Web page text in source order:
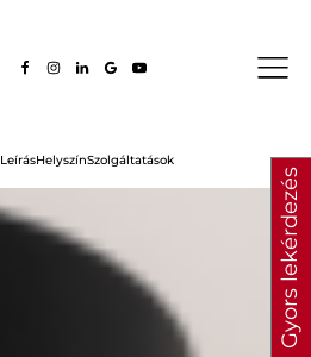
LeírásHelyszínSzolgáltatások
Gyors lekérdezés